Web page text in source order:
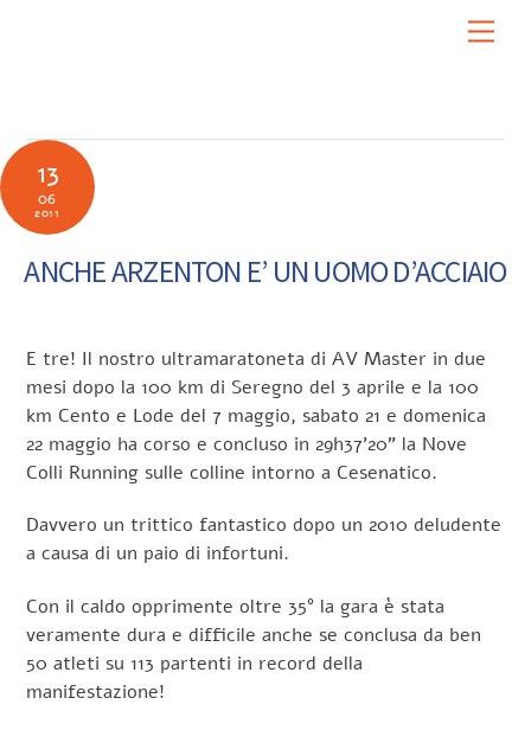
13
06
2011
ANCHE ARZENTON E’ UN UOMO D’ACCIAIO
E tre! Il nostro ultramaratoneta di AV Master in due
mesi dopo la 100 km di Seregno del 3 aprile e la 100
km Cento e Lode del 7 maggio, sabato 21 e domenica
22 maggio ha corso e concluso in 29h37’20” la Nove
Colli Running sulle colline intorno a Cesenatico.
Davvero un trittico fantastico dopo un 2010 deludente
a causa di un paio di infortuni.
Con il caldo opprimente oltre 35° la gara è stata
veramente dura e difficile anche se conclusa da ben
50 atleti su 113 partenti in record della
manifestazione!